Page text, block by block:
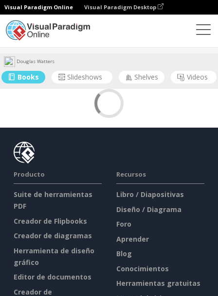
Visual Paradigm Online Visual Paradigm Desktop
Douglas Watters
Books Slideshows Shelves Videos
Producto
Suite de herramientas
PDF
Creador de Flipbooks
Creador de diagramas
Herramienta de diseño
gráfico
Editor de documentos
Creador de
Recursos
Libro / Diapositivas
Diseño / Diagrama
Foro
Aprender
Blog
Conocimientos
Herramientas gratuitas